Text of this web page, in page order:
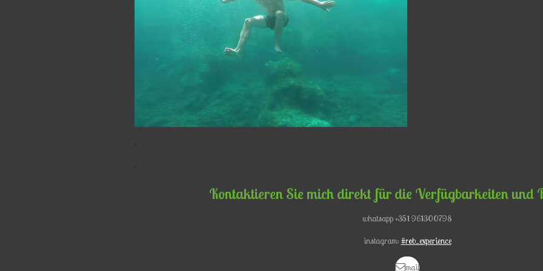
Kontaktieren Sie mich direkt für die Verfügbarkeiten und
whatsapp +351 961300798
instagram: #rob_experience
mail